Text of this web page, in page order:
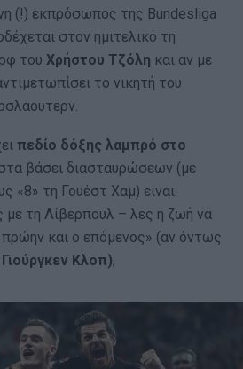
(!) εκπρόσωπος της Bundesliga
στον ημιτελικό τη
του Χρήστου Τζόλη και αν με
το νικητή του
πεδίο δόξης λαμπρό στο
βάσει διασταυρώσεων (με
«8» τη Γουέστ Χαμ) είναι
με τη Λίβερπουλ – λες η ζωή να
και ο επόμενος» (αν όντως
Γιούργκεν Κλοπ);